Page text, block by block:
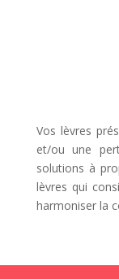
Vos lèvres
et/ou une
solutions à
lèvres qui
harmoniser la